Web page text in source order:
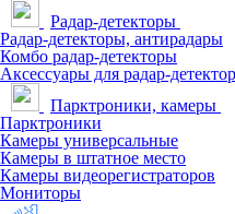
Радар-детекторы
Радар-детекторы, антирадары
Комбо радар-детекторы
Аксессуары для радар-
Парктроники, камеры
Парктроники
Камеры универсальные
Камеры в штатное место
Камеры видеорегистраторов
Мониторы